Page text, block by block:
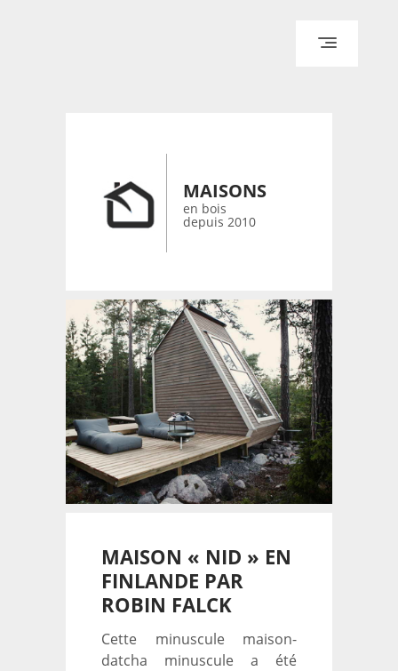
CONTACT
MAISONS
en bois
depuis 2010
MAISON « NID » EN
FINLANDE PAR
ROBIN FALCK
Cette minuscule maison-
datcha minuscule a été